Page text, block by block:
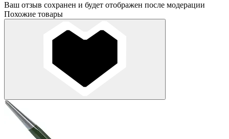
Ваш отзыв сохранен и будет отображен после модерации
Похожие товары